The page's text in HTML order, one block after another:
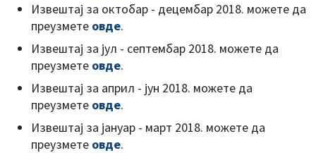
Извештај за октобар - децембар 2018. можете да
преузмете овде.
Извештај за јул - септембар 2018. можете да
преузмете овде.
Извештај за април - јун 2018. можете да
преузмете овде.
Извештај за јануар - март 2018. можете да
преузмете овде.